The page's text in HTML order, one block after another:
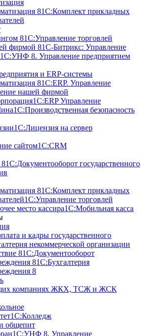
81С:Комплект прикладных
81С:Управление торговлей
фирмой 81С-Битрикс: Управление
1С:УНФ 8. Управление предприятием
и ERP-системы
81С:ERP. Управление
нашей фирмой
1С:ERP Управление
1С:Производственная безопасность
1С:Лицензия на сервер
сайтом1С:CRM
81С:Документооборот государственного
81С:Комплект прикладных
1С:Управление торговлей
место кассира1С:Мобильная касса
и кадры государственного
некоммерческой организации
81С:Документооборот
81С:Бухгалтерия
8
компаниях ЖКХ, ТСЖ и ЖСК
1С:Колледж
общепит
1С:УНФ 8. Управление